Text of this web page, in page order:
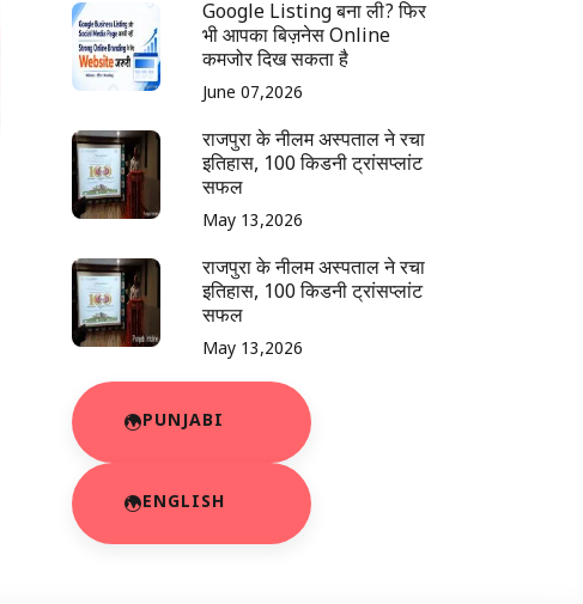
Google Listing बना ली? फिर
भी आपका बिज़नेस Online
कमजोर दिख सकता है
June 07,2026
राजपुरा के नीलम अस्पताल ने रचा
इतिहास, 100 किडनी ट्रांसप्लांट
सफल
May 13,2026
राजपुरा के नीलम अस्पताल ने रचा
इतिहास, 100 किडनी ट्रांसप्लांट
सफल
May 13,2026
PUNJABI
ENGLISH